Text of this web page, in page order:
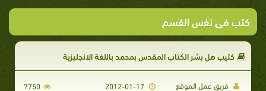
كتب فى نفس القسم
كتيب هل بشر الكتاب المقدس بمحمد باللغة الانجليزية
فريق عمل الموقع 7750